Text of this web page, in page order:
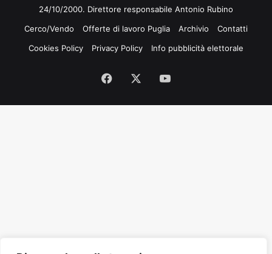
24/10/2000. Direttore responsabile Antonio Rubino
Cerco/Vendo
Offerte di lavoro Puglia Archivio
Contatti
Cookies Policy
Privacy Policy Info pubblicità elettorale
Facebook
Tube